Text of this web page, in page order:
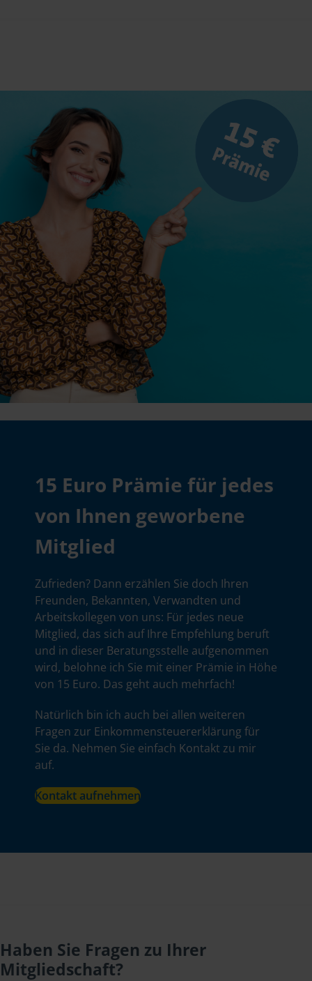
15 Euro Prämie für jedes
von Ihnen geworbene
Mitglied
Zufrieden? Dann erzählen Sie doch Ihren
Freunden, Bekannten, Verwandten und
Arbeitskollegen von uns: Für jedes neue
Mitglied, das sich auf Ihre Empfehlung beruft
und in dieser Beratungsstelle aufgenommen
wird, belohne ich Sie mit einer Prämie in Höhe
von 15 Euro. Das geht auch mehrfach!
Natürlich bin ich auch bei allen weiteren
Fragen zur Einkommensteuererklärung für
Sie da. Nehmen Sie einfach Kontakt zu mir
auf.
Kontakt aufnehmen
Haben Sie Fragen zu Ihrer
Mitgliedschaft?